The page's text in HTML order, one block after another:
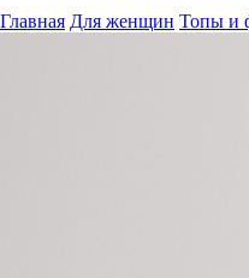
Главная Для женщин Топы и